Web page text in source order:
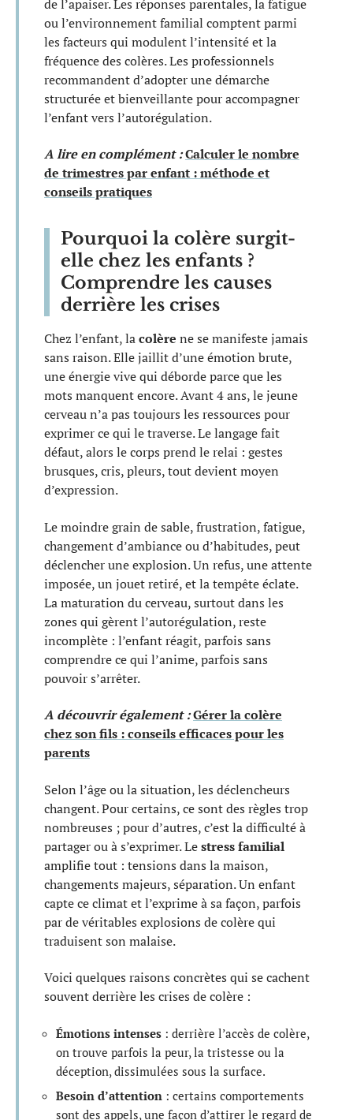
de l’apaiser. Les réponses parentales, la fatigue
ou l’environnement familial comptent parmi
les facteurs qui modulent l’intensité et la
fréquence des colères. Les professionnels
recommandent d’adopter une démarche
structurée et bienveillante pour accompagner
l’enfant vers l’autorégulation.
A lire en complément :Calculer le nombre
de trimestres par enfant : méthode et
conseils pratiques
Pourquoi la colère surgit-
elle chez les enfants ?
Comprendre les causes
derrière les crises
Chez l’enfant, lacolère ne se manifeste jamais
sans raison. Elle jaillit d’une émotion brute,
une énergie vive qui déborde parce que les
mots manquent encore. Avant 4 ans, le jeune
cerveau n’a pas toujours les ressources pour
exprimer ce qui le traverse. Le langage fait
défaut, alors le corps prend le relai : gestes
brusques, cris, pleurs, tout devient moyen
d’expression.
Le moindre grain de sable, frustration, fatigue,
changement d’ambiance ou d’habitudes, peut
déclencher une explosion. Un refus, une attente
imposée, un jouet retiré, et la tempête éclate.
La maturation du cerveau, surtout dans les
zones qui gèrent l’autorégulation, reste
incomplète : l’enfant réagit, parfois sans
comprendre ce qui l’anime, parfois sans
pouvoir s’arrêter.
A découvrir également :Gérer la colère
chez son fils : conseils efficaces pour les
parents
Selon l’âge ou la situation, les déclencheurs
changent. Pour certains, ce sont des règles trop
nombreuses ; pour d’autres, c’est la difficulté à
partager ou à s’exprimer. Lestress familial
amplifie tout : tensions dans la maison,
changements majeurs, séparation. Un enfant
capte ce climat et l’exprime à sa façon, parfois
par de véritables explosions de colère qui
traduisent son malaise.
Voici quelques raisons concrètes qui se cachent
souvent derrière les crises de colère :
Émotions intenses : derrière l’accès de colère,
on trouve parfois la peur, la tristesse ou la
déception, dissimulées sous la surface.
Besoin d’attention : certains comportements
sont des appels, une façon d’attirer le regard de